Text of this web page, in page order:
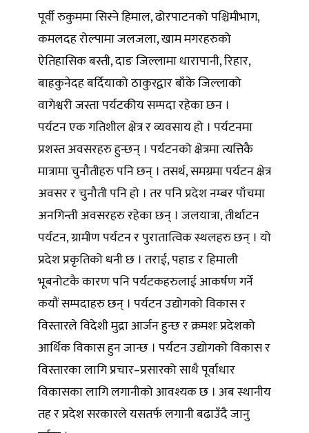
पूर्वी रुकुममा सिस्ने हिमाल, ढोरपाटनको पश्चिमीभाग,
कमलदह रोल्पामा जलजला, खाम मगरहरुको
ऐतिहासिक बस्ती, दाङ जिल्लामा धारापानी, रिहार,
बाह्रकुनेदह बर्दियाको ठाकुरद्वार बाँके जिल्लाको
वागेश्वरी जस्ता पर्यटकीय सम्पदा रहेका छन ।
पर्यटन एक गतिशील क्षेत्र र व्यवसाय हो । पर्यटनमा
प्रशस्त अवसरहरु हुन्छन् । पर्यटनको क्षेत्रमा त्यत्तिकै
मात्रामा चुनौतीहरु पनि छन् । तसर्थ, समग्रमा पर्यटन क्षेत्र
अवसर र चुनौती पनि हो । तर पनि प्रदेश नम्बर पाँचमा
अनगिन्ती अवसरहरु रहेका छन् । जलयात्रा, तीर्थाटन
पर्यटन, ग्रामीण पर्यटन र पुरातात्विक स्थलहरु छन् । यो
प्रदेश प्रकृतिको धनी छ । तराई, पहाड र हिमाली
भूबनोटकै कारण पनि पर्यटकहरुलाई आकर्षण गर्ने
कयौं सम्पदाहरु छन् । पर्यटन उद्योगको विकास र
विस्तारले विदेशी मुद्रा आर्जन हुन्छ र क्रमशः प्रदेशको
आर्थिक विकास हुन जान्छ । पर्यटन उद्योगको विकास र
विस्तारका लागि प्रचार–प्रसारको साथै पूर्वाधार
विकासका लागि लगानीको आवश्यक छ । अब स्थानीय
तह र प्रदेश सरकारले यसतर्फ लगानी बढाउँदै जानु